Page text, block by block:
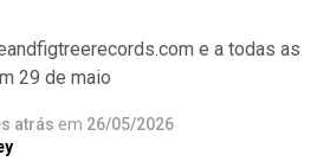
e a todas as
29 de maio
atrás em 26/05/2026